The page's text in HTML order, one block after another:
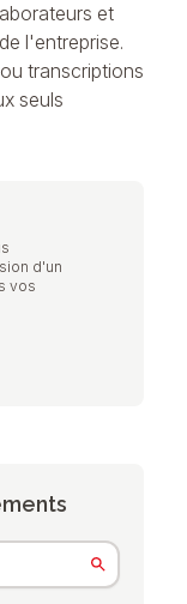
et
l'entreprise.
transcriptions
seuls
d'un
vos